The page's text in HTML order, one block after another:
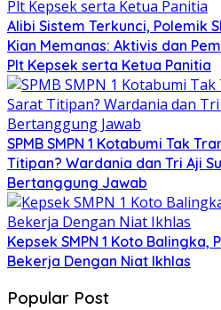
Alibi Sistem Terkunci, Polemik
Kian Memanas: Aktivis dan
Plt Kepsek serta Ketua Panitia
SPMB SMPN 1 Kotabumi Tak
Titipan? Wardania dan Tri Aji
Bertanggung Jawab
Kepsek SMPN 1 Koto Balingka,
Bekerja Dengan Niat Ikhlas
Popular Post